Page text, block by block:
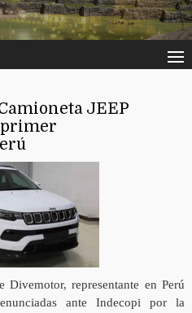
JEEP
primer
Divemotor, representante en Perú
ante Indecopi por la